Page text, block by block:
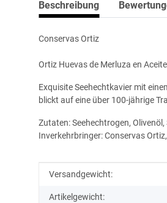
Beschreibung
Conservas Ortiz
Ortiz Huevas de Merluza en
Exquisite Seehechtkavier mit
blickt auf eine über 100-jährige
Zutaten: Seehechtrogen,
Inverkehrbringer: Conservas
Produkteigenschaft
Wert
Versandgewicht:
Artikelgewicht: